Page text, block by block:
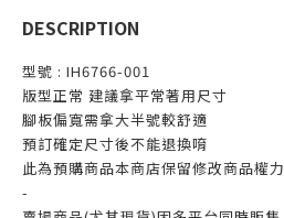
DESCRIPTION
型號 : IH6766-001
版型正常 建議拿平常著用尺寸
腳板偏寬需拿大半號較舒適
預訂確定尺寸後不能退換唷
此為預購商品本商店保留修改商品權力
-